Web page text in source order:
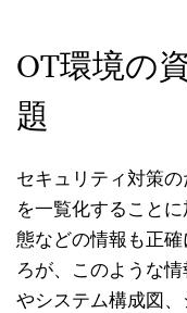
OT環境の
題
セキュリティ対策
を一覧化すること
態などの情報も正
ろが、このような
やシステム構成図